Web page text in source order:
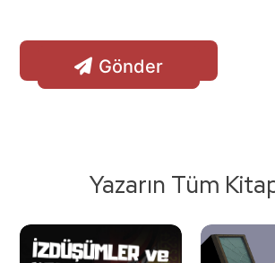
Gönder
Yazarın Tüm